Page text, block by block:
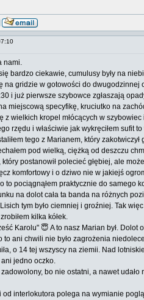
nami.
bardzo ciekawie, cumulusy były na
na gridzie w gotowości do dwugodzinnej
i już pierwsze szybowce zgłaszają
miejscową specyfikę, kruciutko na
z wielkich kropel młócących w
rzędu i właściwie jak wykręciłem sufit
tego z Marianem, który
pod wielką, ciężką od deszczu
postanowił polecieć głębiej, ale
komfortowy i o dziwo nie w jakiejś
to pociągnąłem praktycznie do
na dolot cała ta banda na różnych
tym było ciemniej i groźniej. Tak
kilka kółek.
Karolu" 😇 A to nasz Marian był.
to ani chwili nie było zagrożenia
o 14 tej wszyscy na ziemii. Nad
jedno oczko.
zadowolony, bo nie ostatni, a nawet
od interlokutora polega na wymianie